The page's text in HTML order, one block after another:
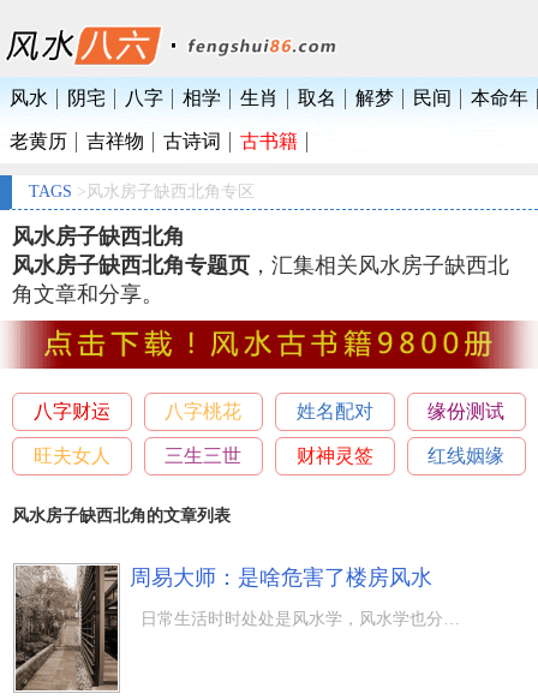
风水 阴宅 八字 相学 生肖 取名 解梦 民间 本命年
老黄历 吉祥物 古诗词 古书籍
TAGS >风水房子缺西北角专区
风水房子缺西北角
风水房子缺西北角专题页 ，汇集相关风水房子缺西北
角文章和分享。
八字财运 八字桃花 姓名配对 缘份测试
旺夫女人 三生三世 财神灵签 红线姻缘
风水房子缺西北角的文章列表
周易大师：是啥危害了楼房风水
日常生活时时处处是风水学，风水学也分优劣，那么在人们的生活起居中究竟是什么危害了风水学呢？当期 楼房